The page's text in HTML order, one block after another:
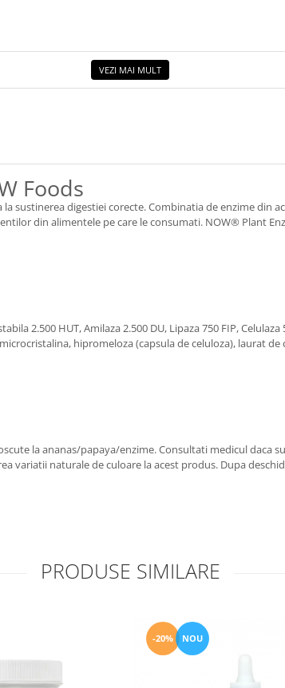
VEZI MAI MULT
Foods
sustinerea digestiei corecte. Combinatia de enzime din
din alimentele pe care le consumati. NOW® Plant
2.500 HUT, Amilaza 2.500 DU, Lipaza 750 FIP, Celulaza
hipromeloza (capsula de celuloza), laurat
la ananas/papaya/enzime. Consultati medicul daca
variatii naturale de culoare la acest produs. Dupa
PRODUSE SIMILARE
-20% NOU